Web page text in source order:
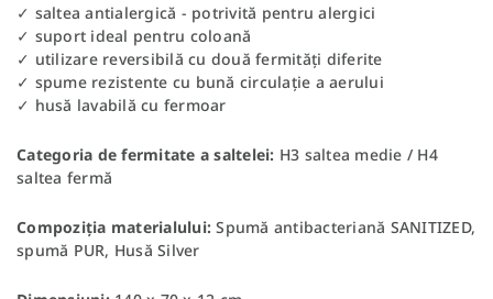
✓ saltea antialergică - potrivită pentru alergici
✓ suport ideal pentru coloană
✓ utilizare reversibilă cu două fermități diferite
✓ spume rezistente cu bună circulație a aerului
✓ husă lavabilă cu fermoar
Categoria de fermitate a saltelei: H3 saltea medie / H4
saltea fermă
Compoziția materialului: Spumă antibacteriană SANITIZED,
spumă PUR, Husă Silver